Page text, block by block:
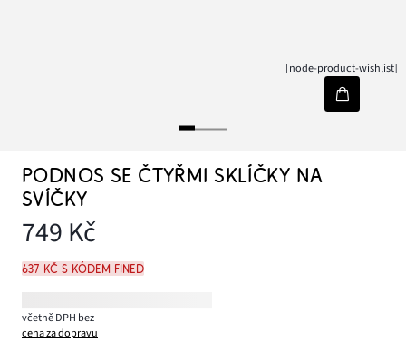
[node-product-wishlist]
PODNOS SE ČTYŘMI SKLÍČKY NA
SVÍČKY
749 Kč
637 Kč s kódem FINED
včetně DPH bez
cena za dopravu